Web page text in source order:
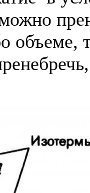
объеме,